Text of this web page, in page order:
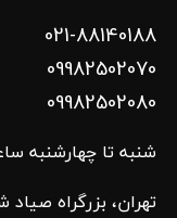
021-88140188
09982502070
09982502080
شنبه تا چهارشنبه ساعت 9 صبح
تهران، بزرگراه صیاد